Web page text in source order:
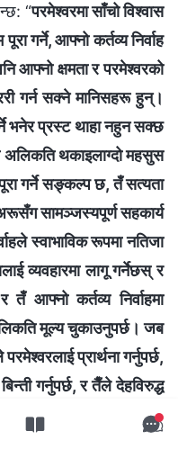
“परमेश्‍वरमा साँचो विश्‍वास
गर्ने, आफ्‍नो कर्तव्य निर्वाह
आफ्‍नो क्षमता र परमेश्‍वरको
गर्न सक्‍ने मानिसहरू हुन्।
भनेर प्रस्ट थाहा नहुन सक्छ
अलिकति थकाइलाग्दो महसुस
गर्ने सङ्कल्प छ, तँ सत्यता
सामञ्जस्यपूर्ण सहकार्य
स्वाभाविक रूपमा नतिजा
व्यवहारमा लागू गर्नेछस् र
आफ्नो कर्तव्य निर्वाहमा
मूल्य चुकाउनुपर्छ। जब
प्रार्थना गर्नुपर्छ,
गर्नुपर्छ, र तैँले देहविरुद्ध
तेरा स्वार्थी चाहनाहरूलाई